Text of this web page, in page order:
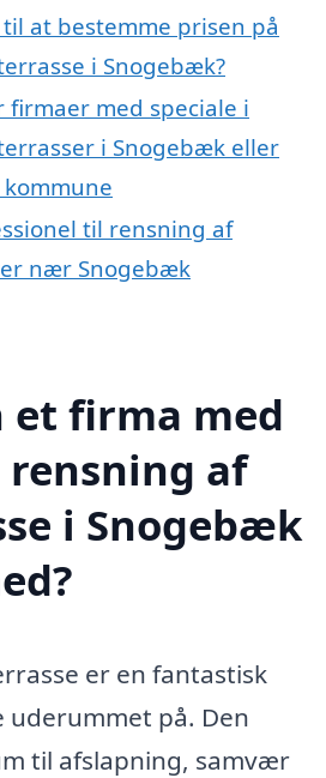
at bestemme prisen på
i Snogebæk?
firmaer med speciale i
i Snogebæk eller
til rensning af
nær Snogebæk
et firma med
rensning af
i Snogebæk
er en fantastisk
på. Den
til afslapning, samvær